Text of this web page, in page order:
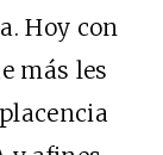
Hoy con
más les